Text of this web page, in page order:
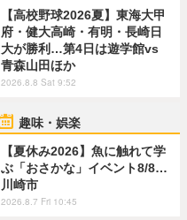
【高校野球2026夏】東海大甲
府・健大高崎・有明・長崎日
大が勝利…第4日は遊学館vs
青森山田ほか
2026.8.8 Sat 9:52
趣味・娯楽
【夏休み2026】魚に触れて学
ぶ「おさかな」イベント8/8…
川崎市
2026.8.7 Fri 10:45